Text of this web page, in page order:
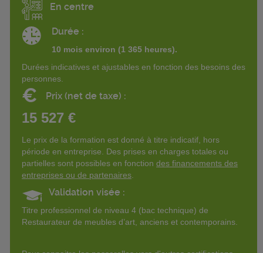
En centre
Durée :
10 mois environ (1 365 heures).
Durées indicatives et ajustables en fonction des besoins des
personnes.
€ Prix (net de taxe) :
15 527 €
Le prix de la formation est donné à titre indicatif, hors
période en entreprise. Des prises en charges totales ou
partielles sont possibles en fonction des financements des
entreprises ou de partenaires
Validation visée :
Titre professionnel de niveau 4 (bac technique) de
Restaurateur de meubles d’art, anciens et contemporains.